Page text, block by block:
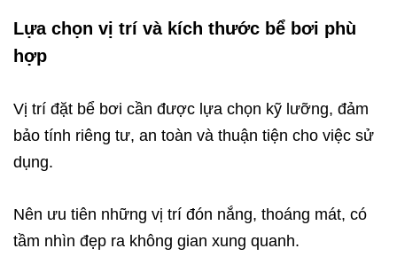
Lựa chọn vị trí và kích thước bể bơi phù
hợp
Vị trí đặt bể bơi cần được lựa chọn kỹ lưỡng, đảm
bảo tính riêng tư, an toàn và thuận tiện cho việc sử
dụng.
Nên ưu tiên những vị trí đón nắng, thoáng mát, có
tầm nhìn đẹp ra không gian xung quanh.